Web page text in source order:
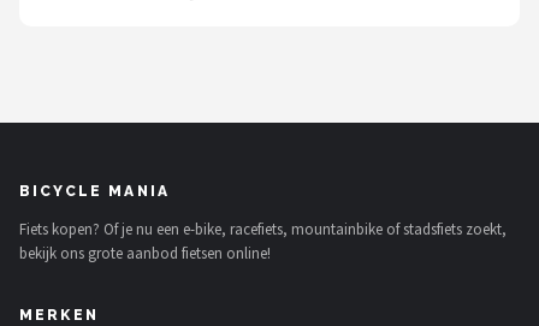
AXA
BICYCLE MANIA
Fiets kopen? Of je nu een e-bike, racefiets, mountainbike of stadsfiets zoekt,
bekijk ons grote aanbod fietsen online!
MERKEN